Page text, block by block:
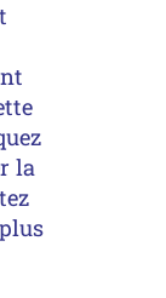
la